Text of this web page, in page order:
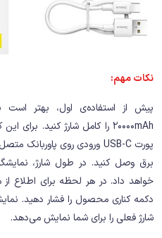
نکات مهم:
پورت USB-C ورودی روی پاوربانک متصل کنید. سپس سر دیگر را به یک
برق وصل کنید. در طول شارژ،
خواهد داد. در هر لحظه برای اطلاع از
دکمه کناری محصول را فشار دهید.
شارژ فعلی را برای شما نمایش می‌دهد.